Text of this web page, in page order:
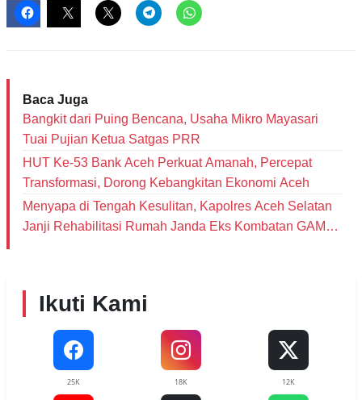
Baca Juga
Bangkit dari Puing Bencana, Usaha Mikro Mayasari
Tuai Pujian Ketua Satgas PRR
HUT Ke-53 Bank Aceh Perkuat Amanah, Percepat
Transformasi, Dorong Kebangkitan Ekonomi Aceh
Menyapa di Tengah Kesulitan, Kapolres Aceh Selatan
Janji Rehabilitasi Rumah Janda Eks Kombatan GAM
Ikuti Kami
25K 18K 12K